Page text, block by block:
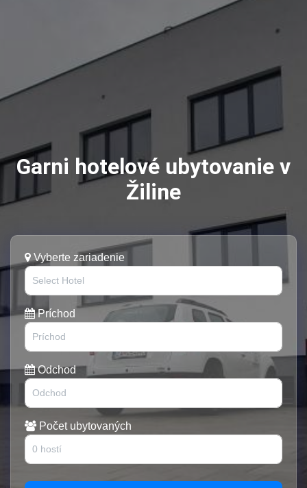
Garni hotelové ubytovanie v
Žiline
Vyberte zariadenie
Príchod
Odchod
Počet ubytovaných